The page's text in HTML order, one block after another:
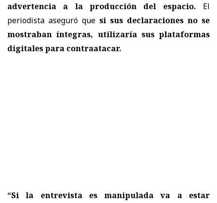
advertencia a la producción del espacio. El
periodista aseguró que si sus declaraciones no se
mostraban íntegras, utilizaría sus plataformas
digitales para contraatacar.
“Si la entrevista es manipulada va a estar